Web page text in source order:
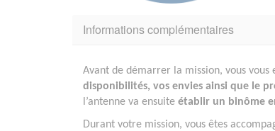
Informations complémentaires
Avant de démarrer la mission, vous vous
disponibilités, vos envies ainsi que le
l’antenne va ensuite établir un binôme
Durant votre mission, vous êtes